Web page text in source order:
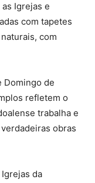
Igrejas e
com tapetes
com
Domingo de
refletem o
trabalha e
obras
da